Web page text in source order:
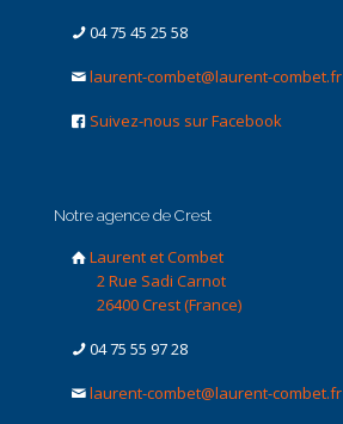
04 75 45 25 58
laurent-combet@laurent-combet.fr
Suivez-nous sur Facebook
Notre agence de Crest
Laurent et Combet
2 Rue Sadi Carnot
26400 Crest (France)
04 75 55 97 28
laurent-combet@laurent-combet.fr